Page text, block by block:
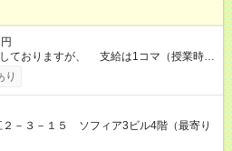
ておりますが、 支給は1コマ（授業時間
円 ※未経
円スタート！ ※大学受験英語・数3・物
コマ=4700円 【1日3コマ担当する
と・・・】2,350円×3コマ=7,050円 【試用期間】試用期間なし
り
２－３－１５ ソフィア3ビル4階（最寄り